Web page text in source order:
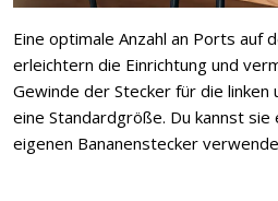
Eine optimale Anzahl an Ports auf
erleichtern die Einrichtung und
Gewinde der Stecker für die linken
eine Standardgröße. Du kannst
eigenen Bananenstecker